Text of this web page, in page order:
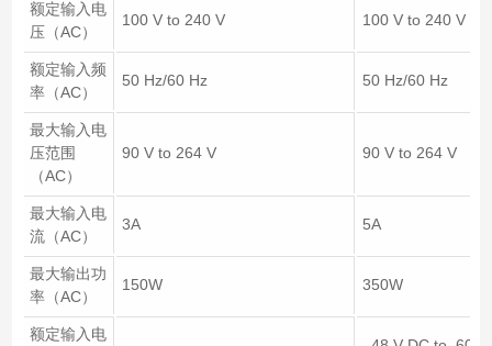
额定输入电
压（AC）
100 V to 240 V 100 V to 240 V
额定输入频
率（AC）
50 Hz/60 Hz 50 Hz/60 Hz
最大输入电
压范围
（AC）
90 V to 264 V 90 V to 264 V
最大输入电
流（AC）
3A 5A
最大输出功
率（AC）
150W 350W
额定输入电